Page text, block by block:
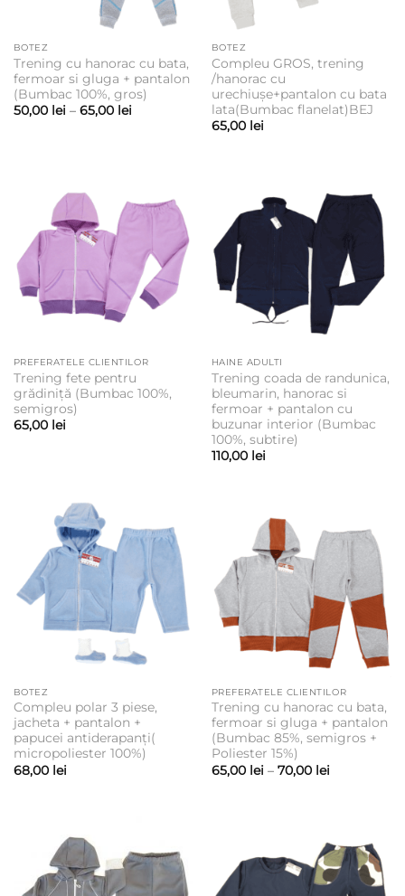
BOTEZ
Trening cu hanorac cu bata,
fermoar si gluga + pantalon
(Bumbac 100%, gros)
50,00 lei – 65,00 leiInterval
BOTEZ
Compleu GROS, trening
/hanorac cu
urechiușe+pantalon cu bata
lata(Bumbac flanelat)BEJ
65,00 lei
PREFERATELE CLIENTILOR
Trening fete pentru
grădiniță (Bumbac 100%,
semigros)
65,00 lei
HAINE ADULTI
Trening coada de randunica,
bleumarin, hanorac si
fermoar + pantalon cu
buzunar interior (Bumbac
100%, subtire)
110,00 lei
BOTEZ
Compleu polar 3 piese,
jacheta + pantalon +
papucei antiderapanți(
micropoliester 100%)
68,00 lei
PREFERATELE CLIENTILOR
Trening cu hanorac cu bata,
fermoar si gluga + pantalon
(Bumbac 85%, semigros +
Poliester 15%)
65,00 lei – 70,00 leiInterval
70,00 lei